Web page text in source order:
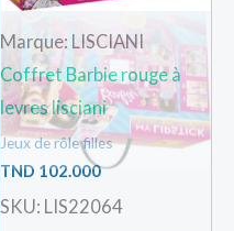
Marque: LISCIANI
Coffret Barbie rouge à
levres lisciani
Jeux de rôle filles
TND 102.000
SKU: LIS22064